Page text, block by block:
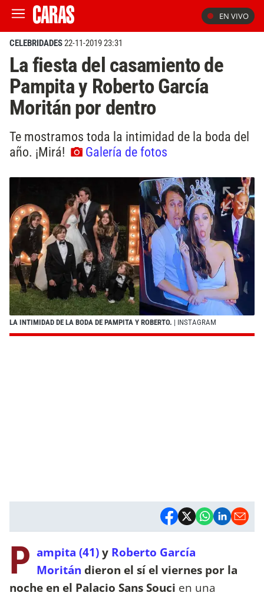
EN VIVO
CELEBRIDADES22-11-2019 23:31
La fiesta del casamiento de
Pampita y Roberto García
Moritán por dentro
Te mostramos toda la intimidad de la boda del
año. ¡Mirá!
Galería de fotos
LA INTIMIDAD DE LA BODA DE PAMPITA Y ROBERTO. | INSTAGRAM
P ampita (41)y Roberto García
Moritán dieron el sí el viernes por la
noche en el Palacio Sans Souci​ en una